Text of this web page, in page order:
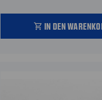
shopping_cart IN DEN